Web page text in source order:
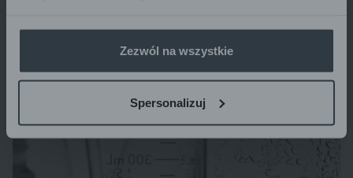
Zezwól na wszystkie
Spersonalizuj